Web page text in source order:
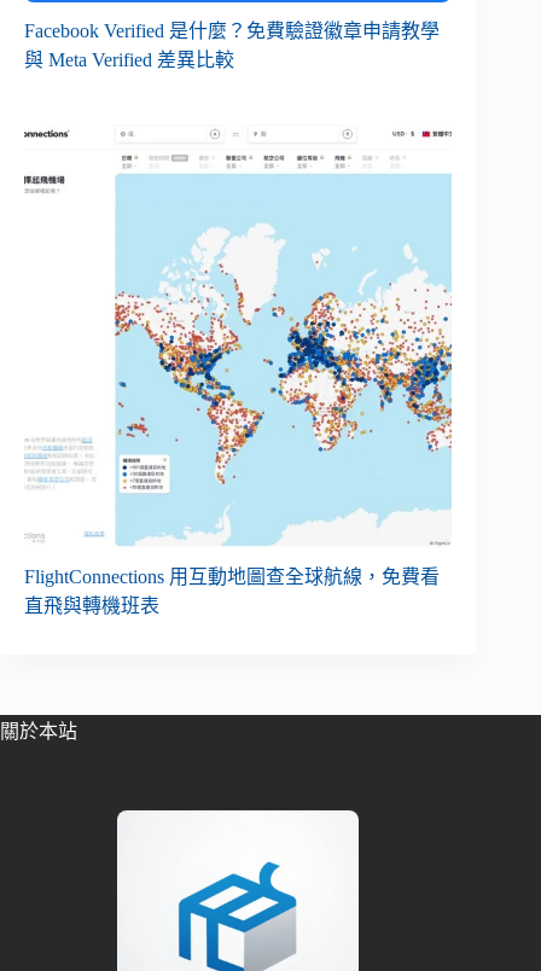
Facebook Verified 是什麼？免費驗證徽章申請教學
與 Meta Verified 差異比較
FlightConnections 用互動地圖查全球航線，免費看
直飛與轉機班表
關於本站